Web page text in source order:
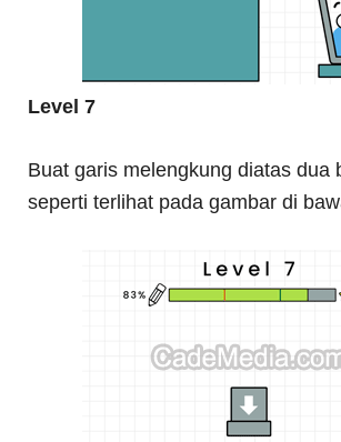
Level 7
Buat garis melengkung diatas dua
seperti terlihat pada gambar di